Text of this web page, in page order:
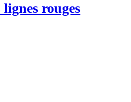
lignes rouges